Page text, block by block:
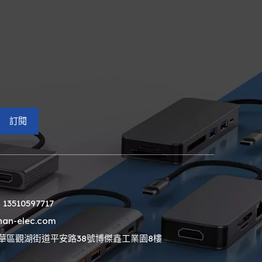
訂閱
elec.com
區觀湖街道平安路38號博傑鑫工業園8樓